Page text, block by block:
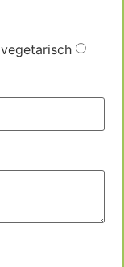
vegetarisch